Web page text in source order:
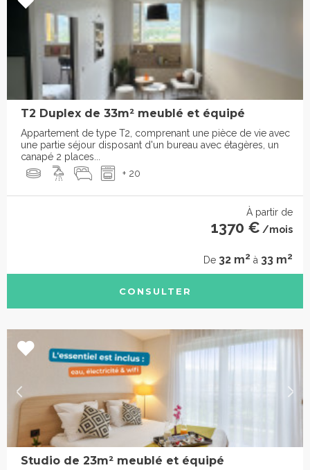
T2 Duplex de 33m² meublé et équipé
Appartement de type T2, comprenant une pièce de vie avec
une partie séjour disposant d'un bureau avec étagères, un
canapé 2 places...
+ 20
À partir de
1370 € /mois
De 32 m2 à 33 m2
CONSULTER
Studio de 23m² meublé et équipé